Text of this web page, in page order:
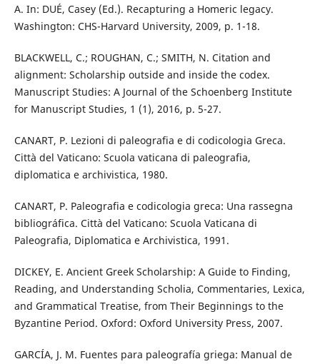
A. In: DUÉ, Casey (Ed.). Recapturing a Homeric legacy.
Washington: CHS-Harvard University, 2009, p. 1-18.
BLACKWELL, C.; ROUGHAN, C.; SMITH, N. Citation and
alignment: Scholarship outside and inside the codex.
Manuscript Studies: A Journal of the Schoenberg Institute
for Manuscript Studies, 1 (1), 2016, p. 5-27.
CANART, P. Lezioni di paleografia e di codicologia Greca.
Città del Vaticano: Scuola vaticana di paleografia,
diplomatica e archivistica, 1980.
CANART, P. Paleografia e codicologia greca: Una rassegna
bibliográfica. Città del Vaticano: Scuola Vaticana di
Paleografia, Diplomatica e Archivistica, 1991.
DICKEY, E. Ancient Greek Scholarship: A Guide to Finding,
Reading, and Understanding Scholia, Commentaries, Lexica,
and Grammatical Treatise, from Their Beginnings to the
Byzantine Period. Oxford: Oxford University Press, 2007.
GARCÍA, J. M. Fuentes para paleografía griega: Manual de